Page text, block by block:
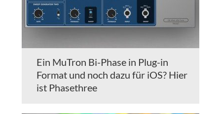
Ein MuTron Bi-Phase in Plug-in
Format und noch dazu für iOS? Hier
ist Phasethree